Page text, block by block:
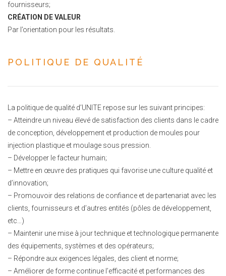
fournisseurs;
CRÉATION DE VALEUR
Par l’orientation pour les résultats.
POLITIQUE DE QUALITÉ
La politique de qualité d’UNITE repose sur les suivant principes:
– Atteindre un niveau élevé de satisfaction des clients dans le cadre
de conception, développement et production de moules pour
injection plastique et moulage sous pression.
– Développer le facteur humain;
– Mettre en œuvre des pratiques qui favorise une culture qualité et
d’innovation;
– Promouvoir des relations de confiance et de partenariat avec les
clients, fournisseurs et d’autres entités (pôles de développement,
etc…)
– Maintenir une mise à jour technique et technologique permanente
des équipements, systèmes et des opérateurs;
– Répondre aux exigences légales, des client et norme;
– Améliorer de forme continue l’efficacité et performances des